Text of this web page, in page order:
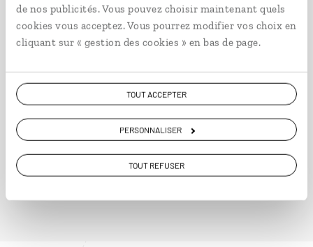
de nos publicités. Vous pouvez choisir maintenant quels
cookies vous acceptez. Vous pourrez modifier vos choix en
cliquant sur « gestion des cookies » en bas de page.
TOUT ACCEPTER
PERSONNALISER
TOUT REFUSER
Circuit Ouzbékistan et Kirghizistan : Bishkek,
Kochkor, Samarcande, Boukhara…
à partir de 3500€
VOIR NOS 3 IDÉES DE VOYAGE AU KIRGHIZISTAN